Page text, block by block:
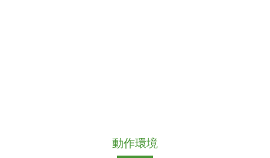
動作環境